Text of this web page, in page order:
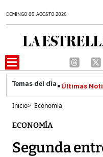
DOMINGO 09 AGOSTO 2026
Últimas
Inicio> Economía
ECONOMÍA
Segunda